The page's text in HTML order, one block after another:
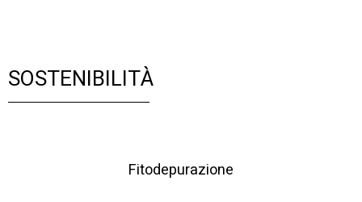
SOSTENIBILITÀ
Fitodepurazione